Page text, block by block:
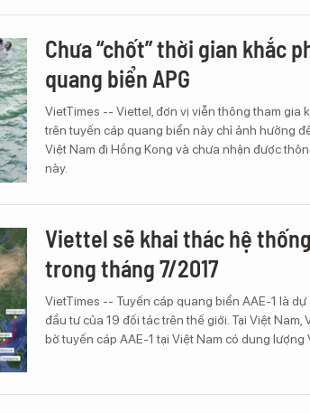
Chưa “chốt” thời gian khắc
quang biển APG
VietTimes -- Viettel, đơn vị viễn thông tham gia
trên tuyến cáp quang biển này chỉ ảnh hưởng
Việt Nam đi Hồng Kong và chưa nhận được
này.
Viettel sẽ khai thác hệ
trong tháng 7/2017
VietTimes -- Tuyến cáp quang biển AAE-1 là
đầu tư của 19 đối tác trên thế giới. Tại Việt
bờ tuyến cáp AAE-1 tại Việt Nam có dung lượng